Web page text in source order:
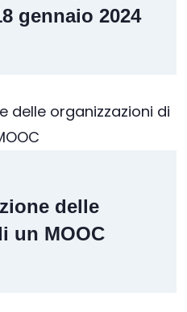
gennaio 2024
delle
un MOOC